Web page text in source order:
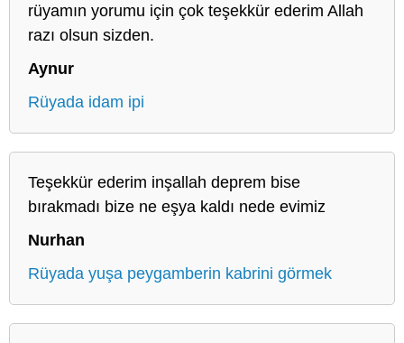
rüyamın yorumu için çok teşekkür ederim Allah
razı olsun sizden.
Aynur
Rüyada idam ipi
Teşekkür ederim inşallah deprem bise
bırakmadı bize ne eşya kaldı nede evimiz
Nurhan
Rüyada yuşa peygamberin kabrini görmek